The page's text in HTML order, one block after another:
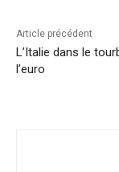
Article précédent
L’Italie dans le
l’euro